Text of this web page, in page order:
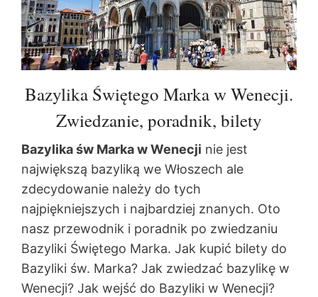
Bazylika Świętego Marka w Wenecji.
Zwiedzanie, poradnik, bilety
Bazylika św Marka w Wenecji nie jest
największą bazyliką we Włoszech ale
zdecydowanie należy do tych
najpiękniejszych i najbardziej znanych. Oto
nasz przewodnik i poradnik po zwiedzaniu
Bazyliki Świętego Marka. Jak kupić bilety do
Bazyliki św. Marka? Jak zwiedzać bazylikę w
Wenecji? Jak wejść do Bazyliki w Wenecji?